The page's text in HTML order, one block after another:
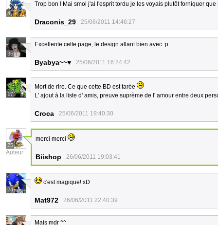
4
Trop bon ! Mai smoi j'ai l'esprit tordu je les voyais plutôt forniquer
Draconis_29 25/06/2011 14:46:27
36
Excellente cette page, le design allant bien avec :p
Byabya~~♥ 25/06/2011 16:24:42
17
Mort de rire. Ce que cette BD est tarée
L' ajout à la liste d' amis, preuve suprème de l' amour entre deux
Croca 25/06/2011 19:40:30
25
Auteur
merci merci
Biishop 26/06/2011 19:03:41
24
c'est magique! xD
Mat972 26/06/2011 22:40:39
Mais mdr ^^